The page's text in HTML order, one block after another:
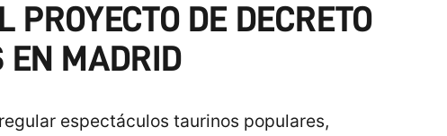
DE DECRETO
EN MADRID
espectáculos taurinos populares,